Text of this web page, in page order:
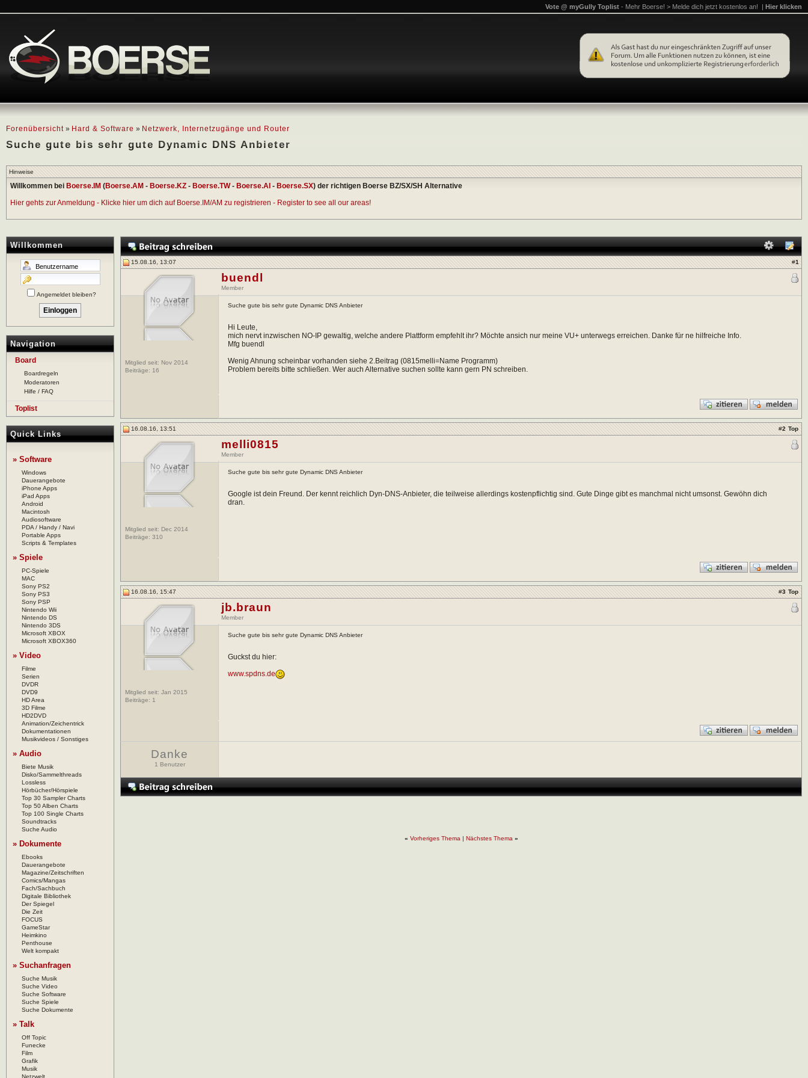
Forenübersicht » Hard & Software » Netzwerk, Internetzugänge und Router
Suche gute bis sehr gute Dynamic DNS Anbieter
Vote @ myGully Toplist - Mehr Boerse! > Melde dich jetzt kostenlos an! | Hier klicken
Hinweise
Willkommen bei Boerse.IM (Boerse.AM - Boerse.KZ - Boerse.TW- Boerse.AI - Boerse.SX) der richtigen Boerse BZ/SX/SH Alternative
Hier gehts zur Anmeldung - Klicke hier um dich auf Boerse.IM/AM zu registrieren - Register to see all our areas!
Willkommen
Angemeldet bleiben?
Navigation
Board
Boardregeln
Moderatoren
Hilfe / FAQ
Toplist
Quick Links
» Software
Windows
Dauerangebote
iPhone Apps
iPad Apps
Android
Macintosh
Audiosoftware
PDA / Handy / Navi
Portable Apps
Scripts & Templates
» Spiele
PC-Spiele
MAC
Sony PS2
Sony PS3
Sony PSP
Nintendo Wii
Nintendo DS
Nintendo 3DS
Microsoft XBOX
Microsoft XBOX360
» Video
Filme
Serien
DVDR
DVD9
HD Area
3D Filme
HD2DVD
Animation/Zeichentrick
Dokumentationen
Musikvideos / Sonstiges
» Audio
Biete Musik
Disko/Sammelthreads
Lossless
Hörbücher/Hörspiele
Top 30 Sampler Charts
Top 50 Alben Charts
Top 100 Single Charts
Soundtracks
Suche Audio
» Dokumente
Ebooks
Dauerangebote
Magazine/Zeitschriften
Comics/Mangas
Fach/Sachbuch
Digitale Bibliothek
Der Spiegel
Die Zeit
FOCUS
GameStar
Heimkino
Penthouse
Welt kompakt
» Suchanfragen
Suche Musik
Suche Video
Suche Software
Suche Spiele
Suche Dokumente
» Talk
Off Topic
Funecke
Film
Grafik
Musik
15.08.16, 13:07 #1
Mitglied seit: Nov 2014
Beiträge: 16
buendl
Member
Suche gute bis sehr gute Dynamic DNS Anbieter
Hi Leute,
mich nervt inzwischen NO-IP gewaltig, welche andere Plattform empfehlt ihr? Möchte ansich nur meine VU+ unterwegs erreichen. Danke für ne hilfreiche Info.
Mfg buendl
Wenig Ahnung scheinbar vorhanden siehe 2.Beitrag (0815melli=Name Programm)
Problem bereits bitte schließen. Wer auch Alternative suchen sollte kann gern PN schreiben.
16.08.16, 13:51 #2 Top
Mitglied seit: Dec 2014
Beiträge: 310
melli0815
Member
Suche gute bis sehr gute Dynamic DNS Anbieter
Google ist dein Freund. Der kennt reichlich Dyn-DNS-Anbieter, die teilweise allerdings kostenpflichtig sind. Gute Dinge gibt es manchmal nicht umsonst. Gewöhn dich
dran.
16.08.16, 15:47 #3 Top
Mitglied seit: Jan 2015
Beiträge: 1
jb.braun
Member
Suche gute bis sehr gute Dynamic DNS Anbieter
Guckst du hier:
www.spdns.de
Danke
1 Benutzer
« Vorheriges Thema| Nächstes Thema »